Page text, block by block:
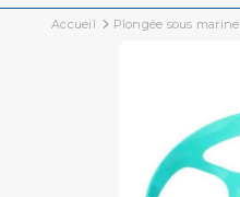
Accueil Plongée sous marine